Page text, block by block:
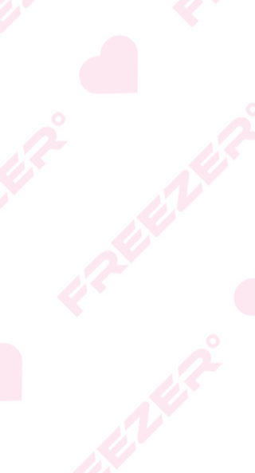
היצרן או גוף הכשרות;
המידע המעודכן מופיע על
* טעות סופר בתיאור המוצר
* ט.ל.ח.